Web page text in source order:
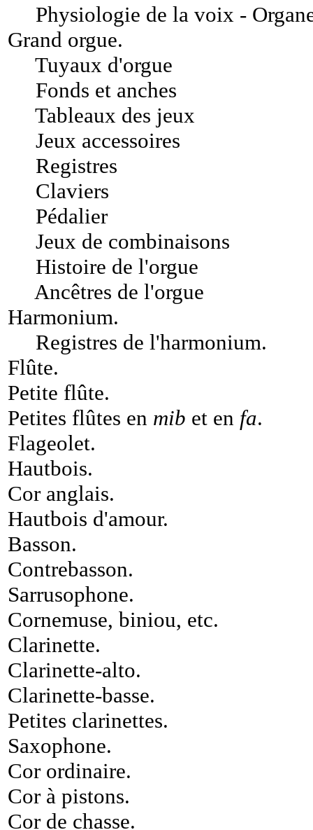
Physiologie de la voix -
Grand orgue.
Tuyaux d'orgue
Fonds et anches
Tableaux des jeux
Jeux accessoires
Registres
Claviers
Pédalier
Jeux de combinaisons
Histoire de l'orgue
Ancêtres de l'orgue
Harmonium.
Registres de l'harmonium.
Flûte.
Petite flûte.
Petites flûtes en mib et en fa.
Flageolet.
Hautbois.
Cor anglais.
Hautbois d'amour.
Basson.
Contrebasson.
Sarrusophone.
Cornemuse, biniou, etc.
Clarinette.
Clarinette-alto.
Clarinette-basse.
Petites clarinettes.
Saxophone.
Cor ordinaire.
Cor à pistons.
Cor de chasse.